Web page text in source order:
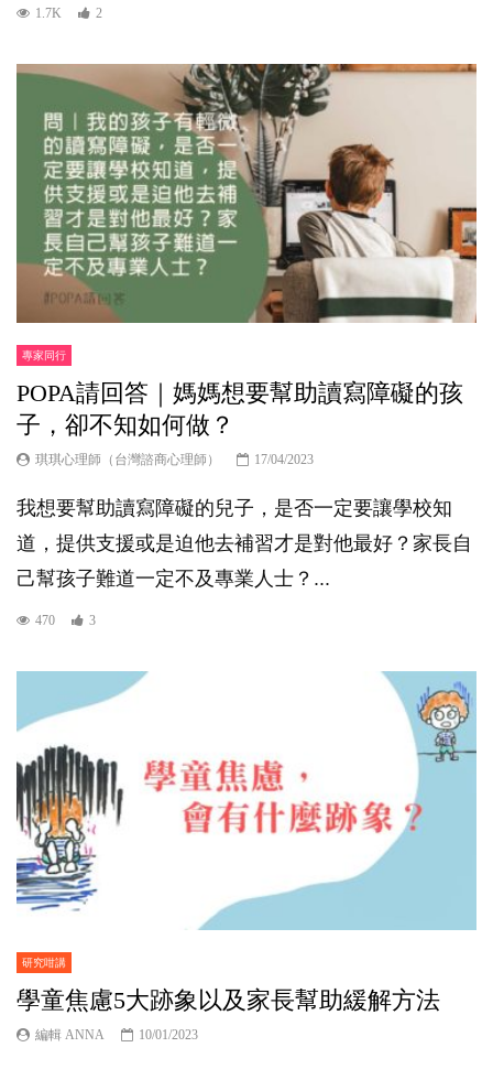
1.7K 2
專家同行
POPA請回答｜媽媽想要幫助讀寫障礙的孩
子，卻不知如何做？
琪琪心理師（台灣諮商心理師） 17/04/2023
我想要幫助讀寫障礙的兒子，是否一定要讓學校知
道，提供支援或是迫他去補習才是對他最好？家長自
己幫孩子難道一定不及專業人士？...
470 3
研究咁講
學童焦慮5大跡象以及家長幫助緩解方法
編輯 ANNA 10/01/2023